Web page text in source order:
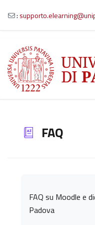
Vai al contenuto principale
:
FAQ
FAQ su Moodle e
Padova